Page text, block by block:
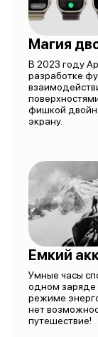
Магия
В 2023 году
разработке
фишкой
экрану.
Емкий
Умные часы
одном заряде
режиме
нет
путешествие!